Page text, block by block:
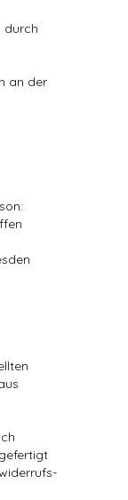
durch
an der